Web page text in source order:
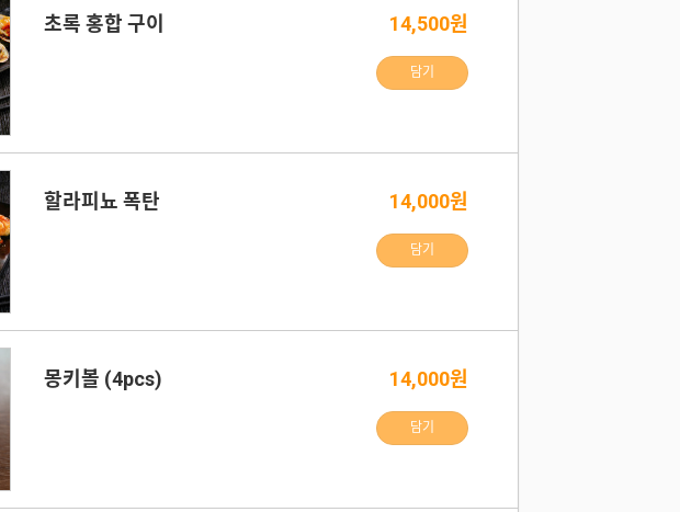
초록 홍합 구이 14,500원
담기
할라피뇨 폭탄 14,000원
담기
몽키볼 (4pcs) 14,000원
담기